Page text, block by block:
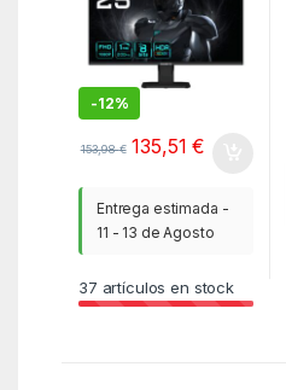
-12%
153,98€ 135,51€
Entrega estimada -
11 - 13 de Agosto
37 artículos en stock